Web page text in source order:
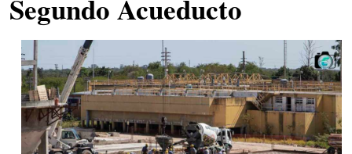
Segundo Acueducto